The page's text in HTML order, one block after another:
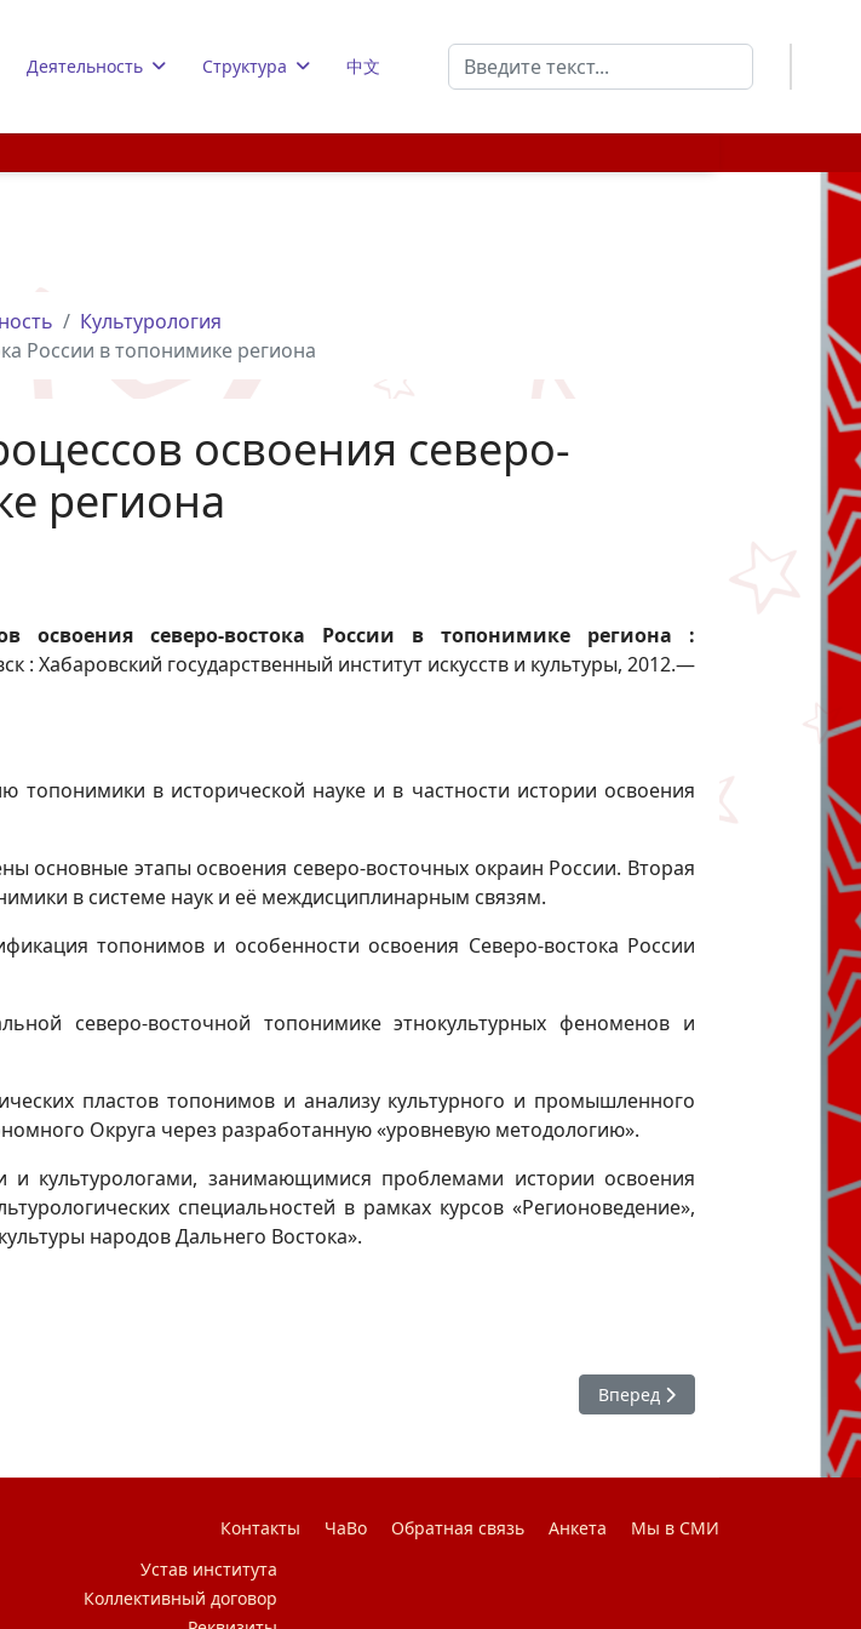
Деятельность Структура 中文
Поиск
Культурология
России в топонимике региона
освоения северо-
региона
освоения северо-востока России в топонимике региона :
: Хабаровский государственный институт искусств и культуры, 2012.—
в исторической науке и в частности истории освоения
основные этапы освоения северо-восточных окраин России. Вторая
в системе наук и её междисциплинарным связям.
топонимов и особенности освоения Северо-востока России
северо-восточной топонимике этнокультурных феноменов и
пластов топонимов и анализу культурного и промышленного
Округа через разработанную «уровневую методологию».
и культурологами, занимающимися проблемами истории освоения
специальностей в рамках курсов «Регионоведение»,
народов Дальнего Востока».
Следующий: Топонимический
Вперед
Контакты ЧаВо Обратная связь Анкета
Мы в СМИ
Устав института
Коллективный договор